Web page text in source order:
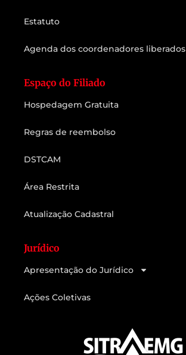
Estatuto
Agenda dos coordenadores liberados
Espaço do Filiado
Hospedagem Gratuita
Regras de reembolso
DSTCAM
Área Restrita
Atualização Cadastral
Jurídico
Apresentação do Jurídico
Ações Coletivas